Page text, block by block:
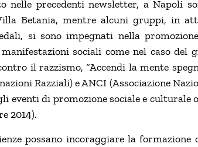
nelle precedenti newsletter, a Napoli
Betania, mentre alcuni gruppi, in
si sono impegnati nella
sociali come nel caso del
il razzismo, “Accendi la mente
Razziali) e ANCI (Associazione
eventi di promozione sociale e culturale
2014).
possano incoraggiare la